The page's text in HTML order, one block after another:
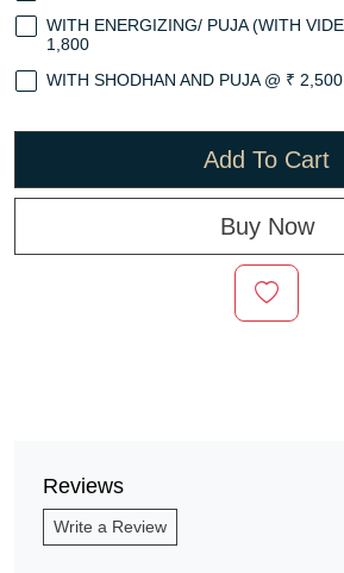
WITH ENERGIZING/ PUJA (WITH
1,800
WITH SHODHAN AND PUJA @ ₹ 2,500
Add To Cart
Buy Now
Reviews
Write a Review